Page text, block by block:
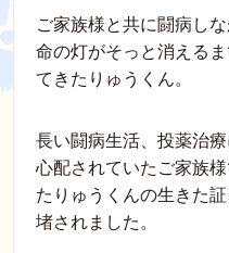
ご家族様と共に闘病し
命の灯がそっと消える
てきたりゅうくん。
長い闘病生活、投薬治
心配されていたご家族
たりゅうくんの生きた
堵されました。